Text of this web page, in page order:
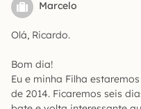
Marcelo
Olá, Ricardo.
Bom dia!
Eu e minha Filha
de 2014. Ficaremos seis